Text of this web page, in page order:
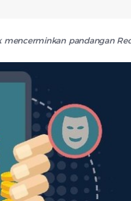
pandangan